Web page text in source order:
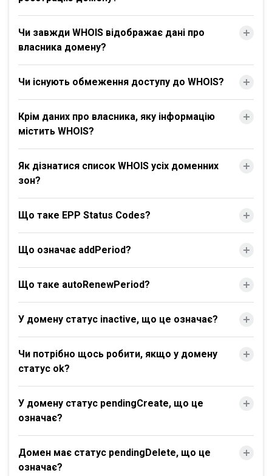
Чи завжди WHOIS відображає дані про
власника домену?
Чи існують обмеження доступу до WHOIS?
Крім даних про власника, яку інформацію
містить WHOIS?
Як дізнатися список WHOIS усіх доменних
зон?
Що таке EPP Status Codes?
Що означає addPeriod?
Що таке autoRenewPeriod?
У домену статус inactive, що це означає?
Чи потрібно щось робити, якщо у домену
статус ok?
У домену статус pendingCreate, що це
означає?
Домен має статус pendingDelete, що це
означає?